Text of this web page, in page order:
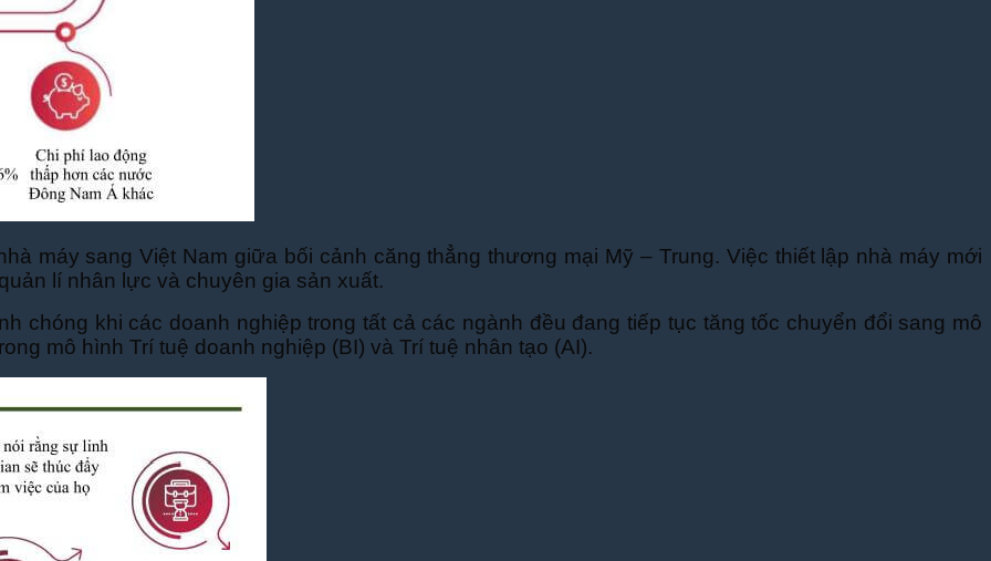
máy sang Việt Nam giữa bối cảnh căng thẳng thương mại Mỹ – Trung. Việc thiết lập nhà máy mới
lí nhân lực và chuyên gia sản xuất.
chóng khi các doanh nghiệp trong tất cả các ngành đều đang tiếp tục tăng tốc chuyển đổi sang mô
mô hình Trí tuệ doanh nghiệp (BI) và Trí tuệ nhân tạo (AI).